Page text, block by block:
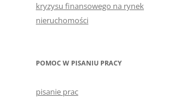
kryzysu finansowego na rynek
nieruchomości
POMOC W PISANIU PRACY
pisanie prac